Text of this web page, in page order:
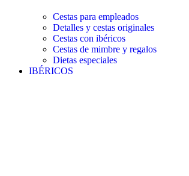
Cestas para empleados
Detalles y cestas originales
Cestas con ibéricos
Cestas de mimbre y regalos
Dietas especiales
IBÉRICOS